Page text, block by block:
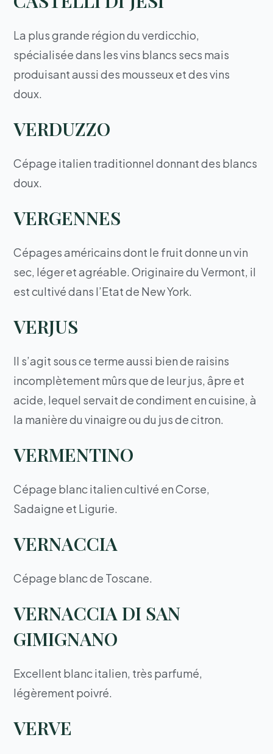
La plus grande région du verdicchio,
spécialisée dans les vins blancs secs mais
produisant aussi des mousseux et des vins
doux.
VERDUZZO
Cépage italien traditionnel donnant des blancs
doux.
VERGENNES
Cépages américains dont le fruit donne un vin
sec, léger et agréable. Originaire du Vermont, il
est cultivé dans l’Etat de New York.
VERJUS
Il s’agit sous ce terme aussi bien de raisins
incomplètement mûrs que de leur jus, âpre et
acide, lequel servait de condiment en cuisine, à
la manière du vinaigre ou du jus de citron.
VERMENTINO
Cépage blanc italien cultivé en Corse,
Sadaigne et Ligurie.
VERNACCIA
Cépage blanc de Toscane.
VERNACCIA DI SAN
GIMIGNANO
Excellent blanc italien, très parfumé,
légèrement poivré.
VERVE